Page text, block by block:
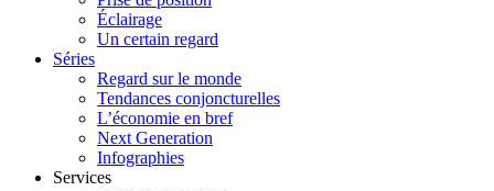
Éclairage
Un certain regard
Séries
Regard sur le monde
Tendances conjoncturelles
L’économie en bref
Next Generation
Infographies
Services